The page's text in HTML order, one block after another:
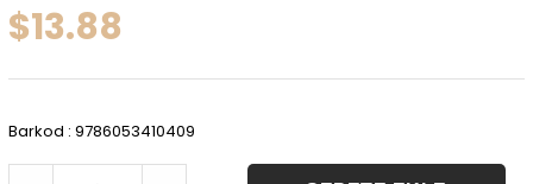
$13.88
Barkod : 9786053410409